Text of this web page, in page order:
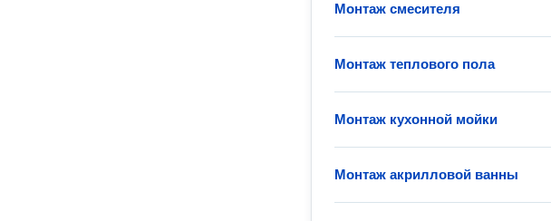
Монтаж смесителя
Монтаж теплового пола
Монтаж кухонной мойки
Монтаж акрилловой ванны